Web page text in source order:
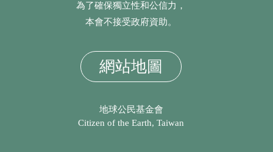
為了確保獨立性和公信力，
本會不接受政府資助。
網站地圖
地球公民基金會
Citizen of the Earth, Taiwan